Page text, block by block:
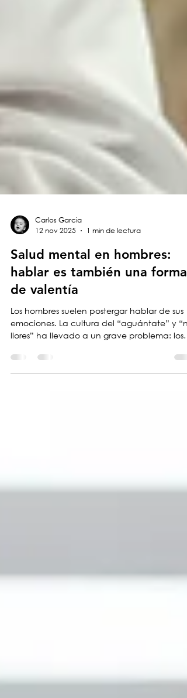
12 nov 2025
1 min de lectura
Salud mental en hombres:
hablar es también una forma
de valentía
Los hombres suelen postergar hablar de sus
emociones. La cultura del “aguántate” y
llores” ha llevado a un grave problema: los